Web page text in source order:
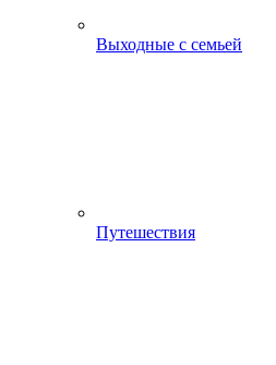
Выходные с семьей
Путешествия